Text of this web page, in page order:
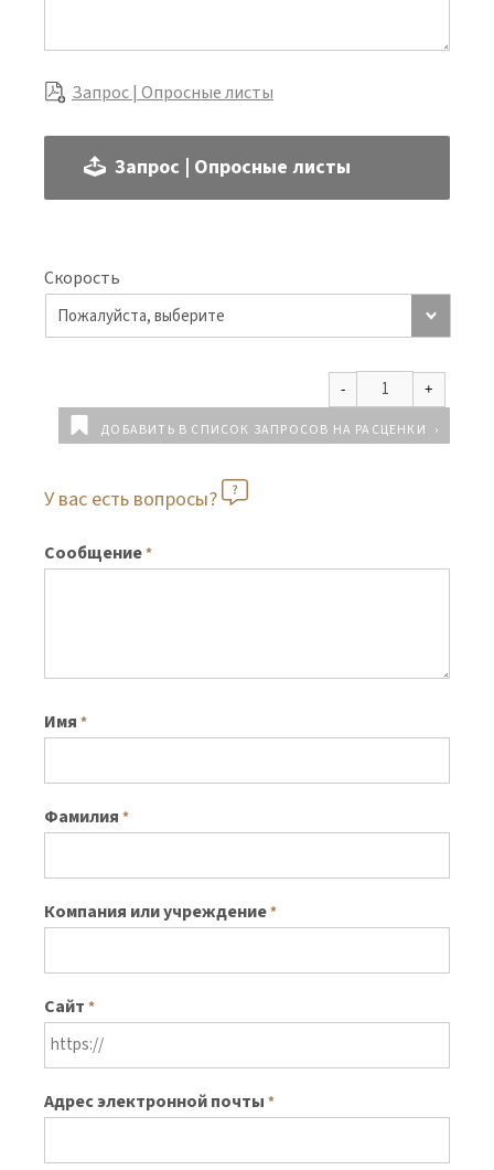
Запрос | Опросные листы
Запрос | Опросные листы
Скорость
ДОБАВИТЬ В СПИСОК ЗАПРОСОВ НА РАСЦЕНКИ
У вас есть вопросы?
Сообщение*
Имя *
Фамилия *
Компания или учреждение*
Сайт *
Адрес электронной почты *